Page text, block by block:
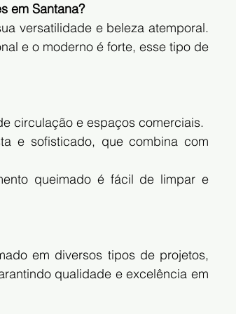
em Santana?
versatilidade e beleza atemporal.
e o moderno é forte, esse tipo de
circulação e espaços comerciais.
e sofisticado, que combina com
queimado é fácil de limpar e
em diversos tipos de projetos,
qualidade e excelência em